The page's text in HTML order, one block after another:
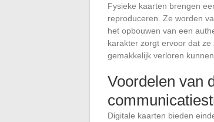
Fysieke kaarten brengen
reproduceren. Ze worden
het opbouwen van een
karakter zorgt ervoor dat
gemakkelijk verloren
Voordelen van
Digitale kaarten bieden